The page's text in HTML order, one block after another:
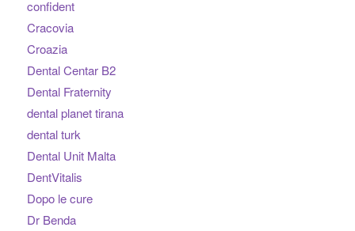
confident
Cracovia
Croazia
Dental Centar B2
Dental Fraternity
dental planet tirana
dental turk
Dental Unit Malta
DentVitalis
Dopo le cure
Dr Benda